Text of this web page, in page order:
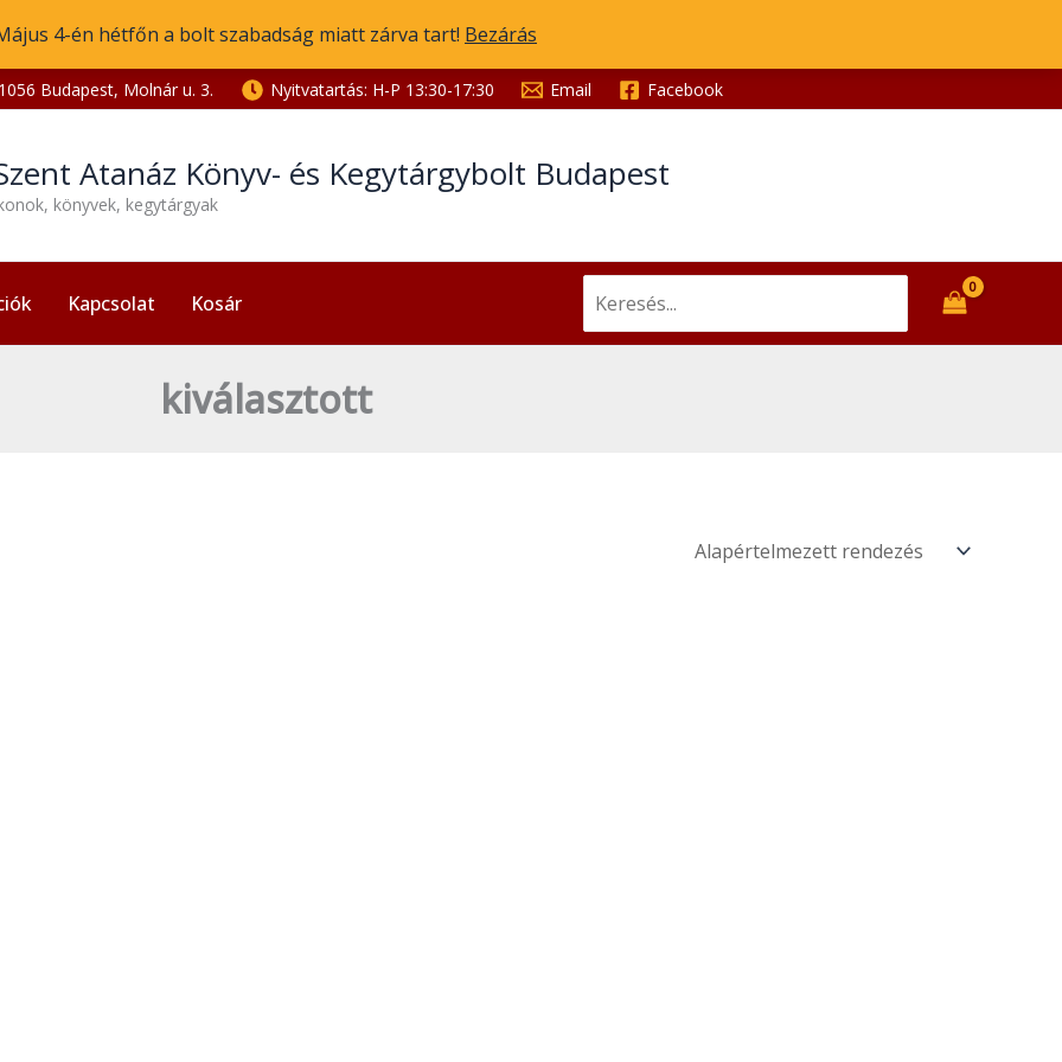
4-én hétfőn a bolt szabadság miatt zárva tart! Bezárás
1056 Budapest, Molnár u. 3. Nyitvatartás: H-P 13:30-17:30 Email Facebook
Atanáz Könyv- és Kegytárgybolt Budapest
könyvek, kegytárgyak
Kapcsolat Kosár
for:
kiválasztott